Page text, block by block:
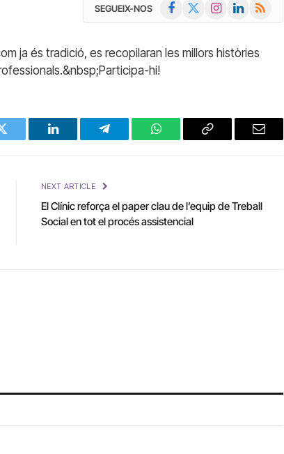
SEGUEIX-NOS Facebook InstagramLinkedIn
RSS
ja és tradició, es recopilaran les millors històries
hi!
Twitter LinkedIn Telegram WhatsAppCopy
Email
NEXT ARTICLE
El Clínic reforça el paper clau de l’equip de Treball
Social en tot el procés assistencial